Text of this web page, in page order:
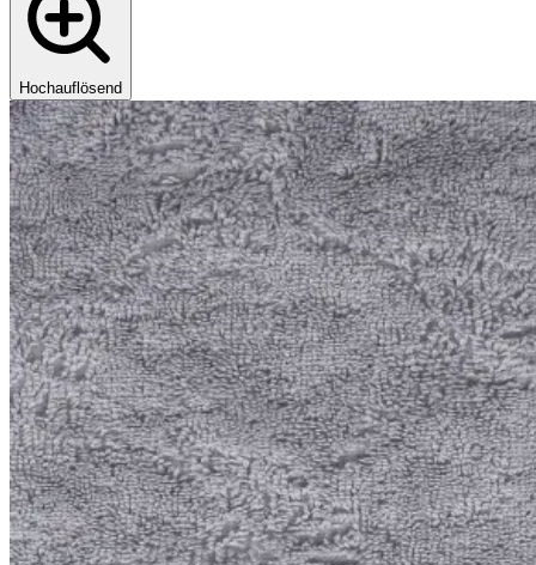
Hochauflösend